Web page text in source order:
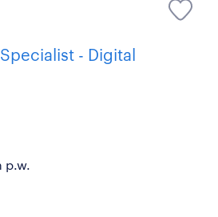
- Digital
p.w.